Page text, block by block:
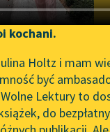
Zgłoś
Mapa
kochani.
Holtz i mam
być
Lektury to
do
Grabińskiego
Stefan